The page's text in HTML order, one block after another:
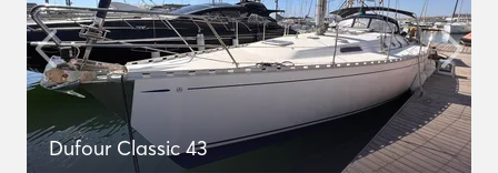
Dufour Classic 43